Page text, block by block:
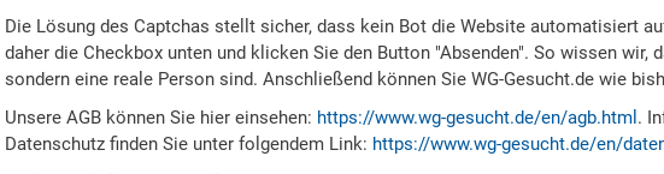
Die Lösung des Captchas stellt sicher, dass kein Bot die Website automatisiert
daher die Checkbox unten und klicken Sie den Button "Absenden". So wissen wir,
sondern eine reale Person sind. Anschließend können Sie WG-Gesucht.de wie
Unsere AGB können Sie hier einsehen: https://www.wg-gesucht.de/en/agb.html .
Datenschutz finden Sie unter folgendem Link: https://www.wg-gesucht.de/en/